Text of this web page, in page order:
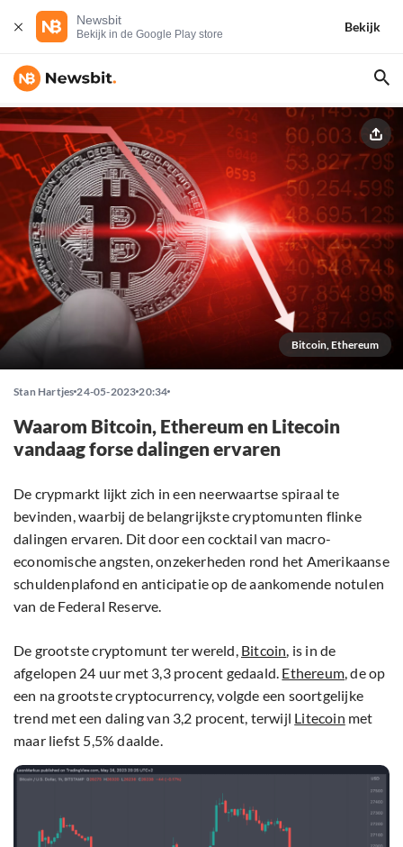
Newsbit
Bekijk in de Google Play store
Bekijk
Bitcoin, Ethereum
Stan Hartjes 24-05-2023 20:34
Waarom Bitcoin, Ethereum en Litecoin
vandaag forse dalingen ervaren
De crypmarkt lijkt zich in een neerwaartse spiraal te
bevinden, waarbij de belangrijkste cryptomunten flinke
dalingen ervaren. Dit door een cocktail van macro-
economische angsten, onzekerheden rond het Amerikaanse
schuldenplafond en anticipatie op de aankomende notulen
van de Federal Reserve.
De grootste cryptomunt ter wereld, Bitcoin, is in de
afgelopen 24 uur met 3,3 procent gedaald. Ethereum, de op
een na grootste cryptocurrency, volgde een soortgelijke
trend met een daling van 3,2 procent, terwijl Litecoin met
maar liefst 5,5% daalde.